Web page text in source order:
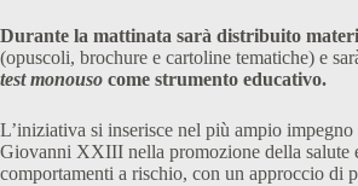
Durante la mattinata sarà distribuito
(opuscoli, brochure e cartoline tematiche) e
test monouso come strumento educativo.
L’iniziativa si inserisce nel più ampio impegno
Giovanni XXIII nella promozione della salute
comportamenti a rischio, con un approccio di